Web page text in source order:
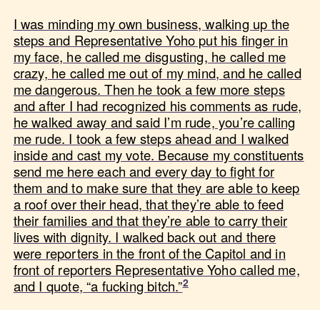
I was minding my own business, walking up the
steps and Representative Yoho put his finger in
my face, he called me disgusting, he called me
crazy, he called me out of my mind, and he called
me dangerous. Then he took a few more steps
and after I had recognized his comments as rude,
he walked away and said I’m rude, you’re calling
me rude. I took a few steps ahead and I walked
inside and cast my vote. Because my constituents
send me here each and every day to fight for
them and to make sure that they are able to keep
a roof over their head, that they’re able to feed
their families and that they’re able to carry their
lives with dignity. I walked back out and there
were reporters in the front of the Capitol and in
front of reporters Representative Yoho called me,
and I quote, “a fucking bitch.”